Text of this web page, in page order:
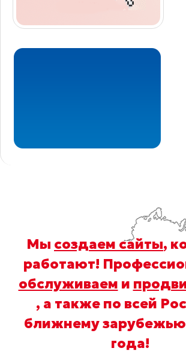
Мы создаем сайты,
работают!
обслуживаем и
, а также по всей
ближнему зарубежью
года!